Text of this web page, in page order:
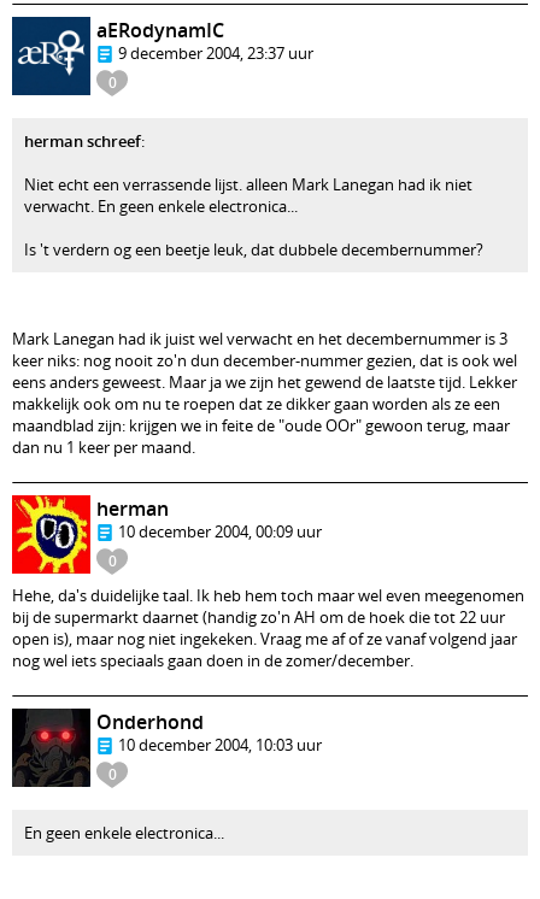
0
aERodynamIC
9 december 2004, 23:37 uur
herman schreef:
Niet echt een verrassende lijst. alleen Mark Lanegan had ik niet
verwacht. En geen enkele electronica...
Is 't verdern og een beetje leuk, dat dubbele decembernummer?
Mark Lanegan had ik juist wel verwacht en het decembernummer is 3
keer niks: nog nooit zo'n dun december-nummer gezien, dat is ook wel
eens anders geweest. Maar ja we zijn het gewend de laatste tijd. Lekker
makkelijk ook om nu te roepen dat ze dikker gaan worden als ze een
maandblad zijn: krijgen we in feite de "oude OOr" gewoon terug, maar
dan nu 1 keer per maand.
0
herman
10 december 2004, 00:09 uur
Hehe, da's duidelijke taal. Ik heb hem toch maar wel even meegenomen
bij de supermarkt daarnet (handig zo'n AH om de hoek die tot 22 uur
open is), maar nog niet ingekeken. Vraag me af of ze vanaf volgend jaar
nog wel iets speciaals gaan doen in de zomer/december.
0
Onderhond
10 december 2004, 10:03 uur
En geen enkele electronica...